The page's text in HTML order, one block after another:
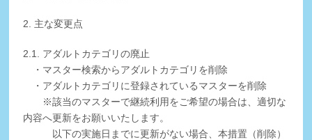
2. 主な変更点
2.1. アダルトカテゴリの廃止
・マスター検索からアダルトカテゴリを削除
・アダルトカテゴリに登録されているマスターを削除
※該当のマスターで継続利用をご希望の場合は、適切な
内容へ更新をお願いいたします。
以下の実施日までに更新がない場合、本措置（削除）